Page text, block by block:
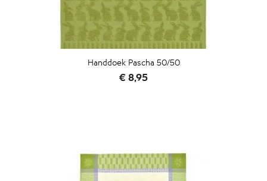
Handdoek Pascha 50/50
Prijs
€ 8,95